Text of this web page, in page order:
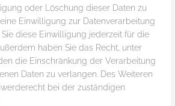
oder Löschung dieser Daten zu
Einwilligung zur Datenverarbeitung
diese Einwilligung jederzeit für die
haben Sie das Recht, unter
die Einschränkung der Verarbeitung
Daten zu verlangen. Des Weiteren
bei der zuständigen